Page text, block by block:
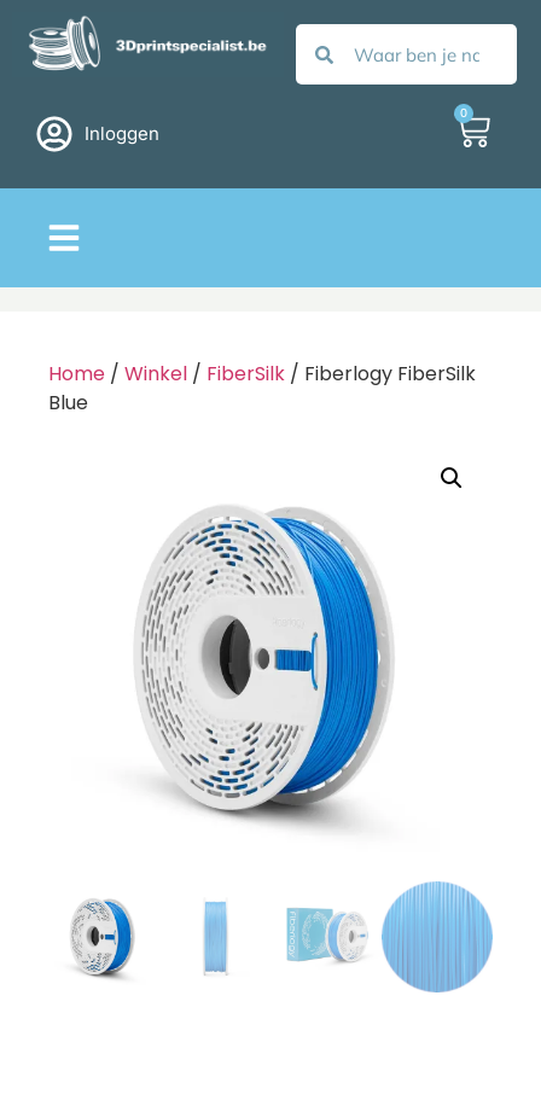
Inloggen
0
Home / Winkel / FiberSilk / Fiberlogy FiberSilk
Blue